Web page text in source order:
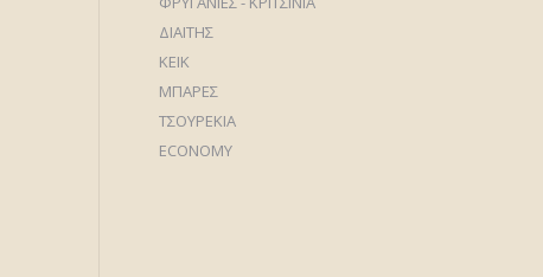
ΔΙΑΙΤΗΣ
ΚΕΙΚ
ΜΠΑΡΕΣ
ΤΣΟΥΡΕΚΙΑ
ECONOMY